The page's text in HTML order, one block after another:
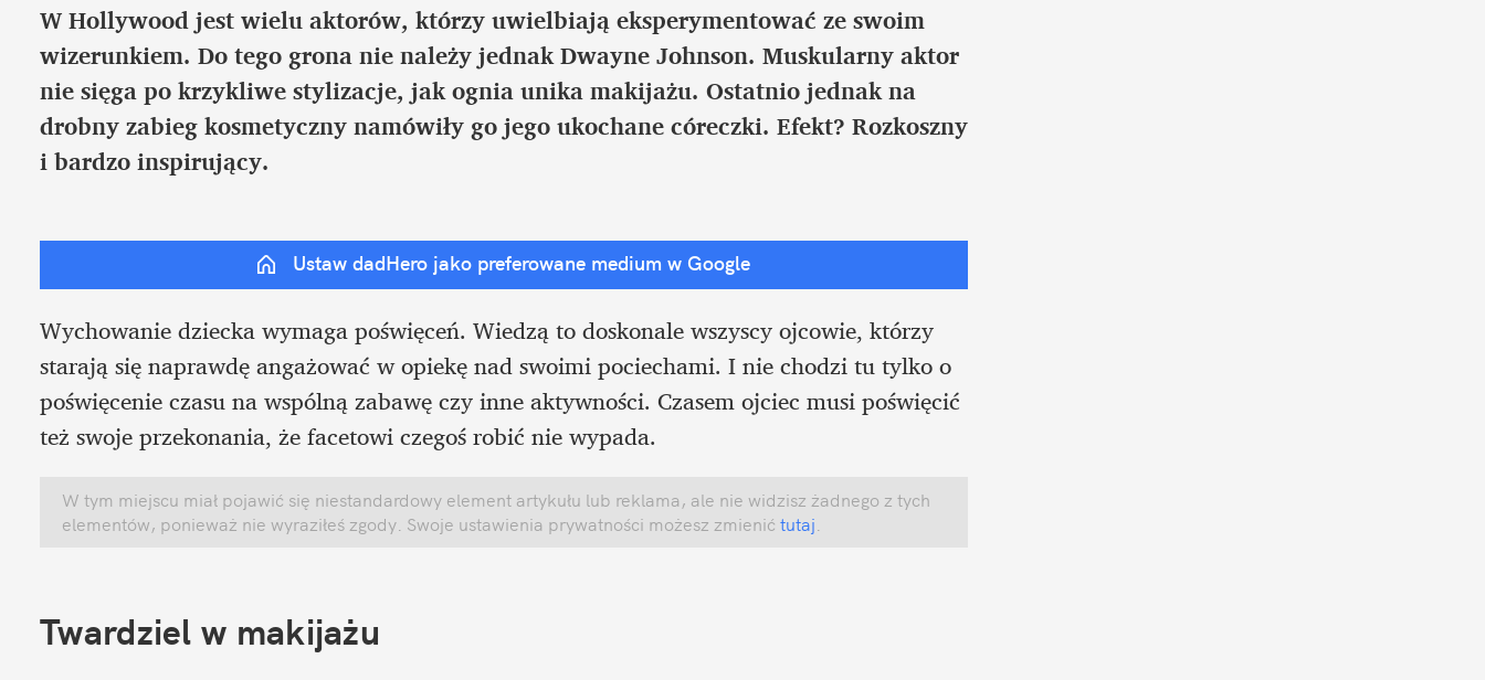
W Hollywood jest wielu aktorów, którzy uwielbiają eksperymentować ze swoim
wizerunkiem. Do tego grona nie należy jednak Dwayne Johnson. Muskularny aktor
nie sięga po krzykliwe stylizacje, jak ognia unika makijażu. Ostatnio jednak na
drobny zabieg kosmetyczny namówiły go jego ukochane córeczki. Efekt? Rozkoszny
i bardzo inspirujący.
Ustaw dadHero jako preferowane medium w Google
Wychowanie dziecka wymaga poświęceń. Wiedzą to doskonale wszyscy ojcowie, którzy
starają się naprawdę angażować w opiekę nad swoimi pociechami. I nie chodzi tu tylko o
poświęcenie czasu na wspólną zabawę czy inne aktywności. Czasem ojciec musi poświęcić
też swoje przekonania, że facetowi czegoś robić nie wypada.
W tym miejscu miał pojawić się niestandardowy element artykułu lub reklama, ale nie widzisz żadnego z tych
elementów, ponieważ nie wyraziłeś zgody. Swoje ustawienia prywatności możesz zmienić tutaj.
Twardziel w makijażu